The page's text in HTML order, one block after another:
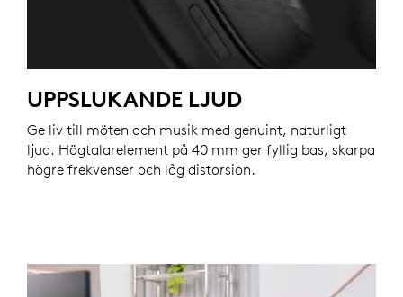
UPPSLUKANDE LJUD
Ge liv till möten och musik med genuint, naturligt
ljud. Högtalarelement på 40 mm ger fyllig bas, skarpa
högre frekvenser och låg distorsion.